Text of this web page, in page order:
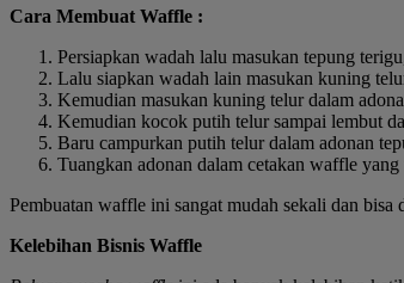
Cara Membuat Waffle :
Persiapkan wadah lalu masukan tepung
Lalu siapkan wadah lain masukan kuning
Kemudian masukan kuning telur dalam
Kemudian kocok putih telur sampai lembut
Baru campurkan putih telur dalam adonan
Tuangkan adonan dalam cetakan waffle
Pembuatan waffle ini sangat mudah sekali dan
Kelebihan Bisnis Waffle